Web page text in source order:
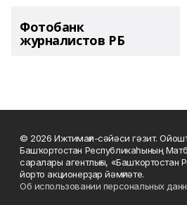
Фотобанк
журналистов РБ
© 2026 Ижтимағи-сәйәси гәзит.
Башҡортостан Республикаһының
саралары агентлығы, «Башҡортостан
йорто акционерҙар йәмғиәте.
Об использовании персональных